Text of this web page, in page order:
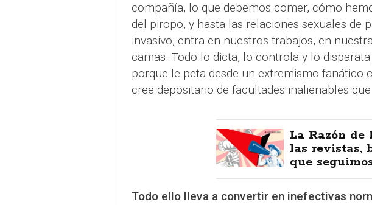
compañía, lo que debemos comer, cómo
del piropo, y hasta las relaciones sexuales de
invasivo, entra en nuestros trabajos, en
camas. Todo lo dicta, lo controla y lo
porque le peta desde un extremismo fanático
cree depositario de facultades inalienables
La Razón de
las revistas,
que
Todo ello lleva a convertir en inefectivas